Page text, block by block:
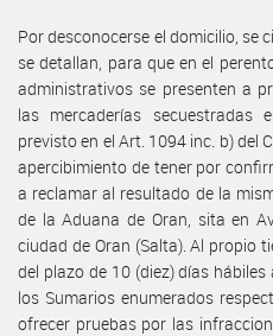
Por desconocerse el domicilio, se
se detallan, para que en el
administrativos se presenten a
las mercaderías
previsto en el Art. 1094 inc. b) del
apercibimiento de tener por
a reclamar al resultado de la
de la Aduana de Oran, sita en
ciudad de Oran (Salta). Al propio
del plazo de 10 (diez) días
los Sumarios enumerados
ofrecer pruebas por las